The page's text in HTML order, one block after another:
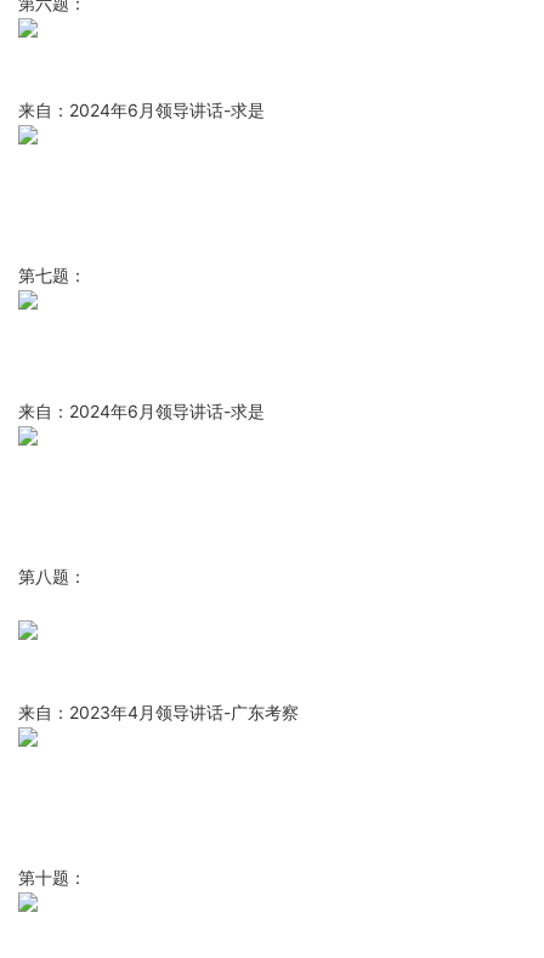
来自：2024年6月领导讲话-求是
第七题：
来自：2024年6月领导讲话-求是
第八题：
来自：2023年4月领导讲话-广东考察
第十题：